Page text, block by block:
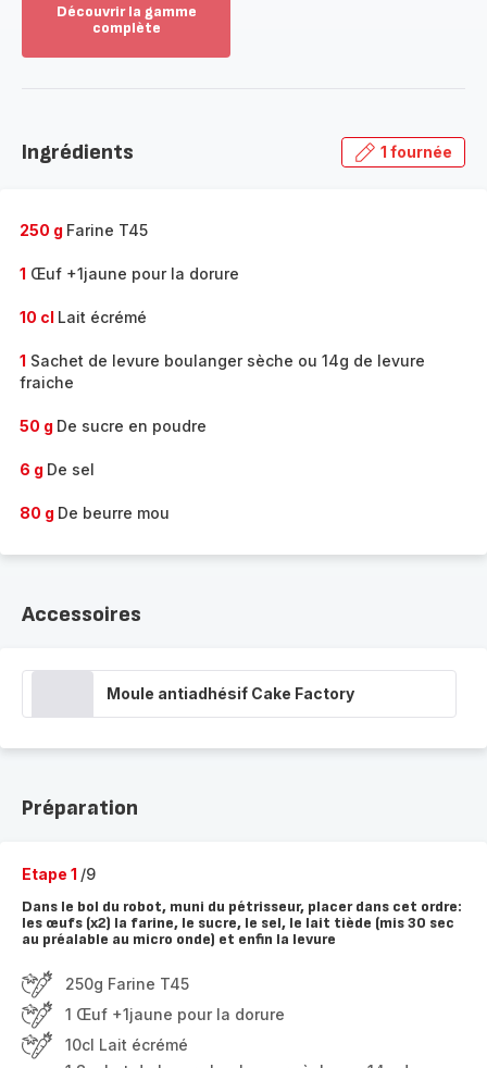
Découvrir la gamme
complète
gamme
Ingrédients 1 fournée
250 g Farine T45
1 Œuf +1jaune pour la dorure
10 cl Lait écrémé
1 Sachet de levure boulanger sèche ou 14g de levure
fraiche
50 g De sucre en poudre
6 g De sel
80 g De beurre mou
Accessoires
Moule antiadhésif Cake Factory
Préparation
Etape 1 /9
Dans le bol du robot, muni du pétrisseur, placer dans cet ordre:
les œufs (x2) la farine, le sucre, le sel, le lait tiède (mis 30 sec
au préalable au micro onde) et enfin la levure
250g Farine T45
1 Œuf +1jaune pour la dorure
10cl Lait écrémé